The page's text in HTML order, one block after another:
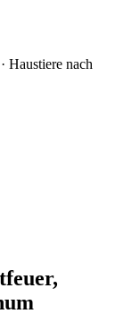
Haustiere nach